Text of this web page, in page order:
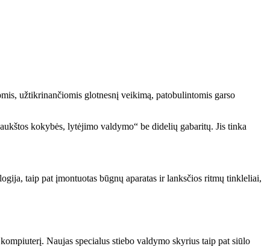
užtikrinančiomis glotnesnį veikimą, patobulintomis garso
kokybės, lytėjimo valdymo“ be didelių gabaritų. Jis tinka
taip pat įmontuotas būgnų aparatas ir lanksčios ritmų tinkleliai,
Naujas specialus stiebo valdymo skyrius taip pat siūlo